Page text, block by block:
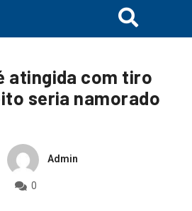
atingida com tiro
seria namorado
Admin
0